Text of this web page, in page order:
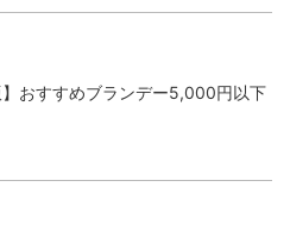
】おすすめブランデー5,000円以下